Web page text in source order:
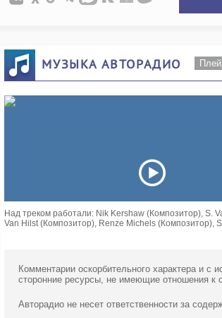
МУЗЫКА АВТОРАДИО
Над треком работали: Nik Kershaw (Композитор), S.
Van Hilst (Композитор), Renze Michels (Композитор),
Комментарии оскорбительного характера и с
сторонние ресурсы, не имеющие отношения к
Авторадио не несет ответственности за